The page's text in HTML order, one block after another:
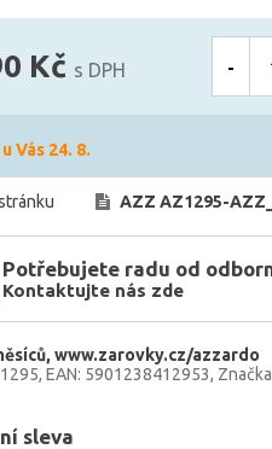
Kč s DPH -
Vás 24. 8.
AZZ AZ1295-
Potřebujete radu od
Kontaktujte nás zde
www.zarovky.cz/azzardo
EAN: 5901238412953
sleva